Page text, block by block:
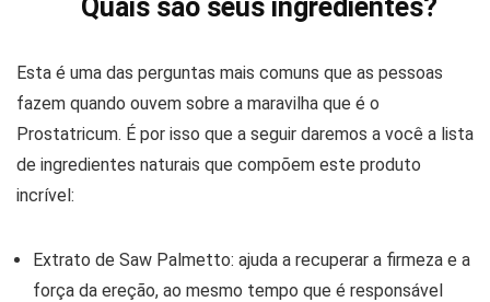
Quais são seus ingredientes?
Esta é uma das perguntas mais comuns que as pessoas
fazem quando ouvem sobre a maravilha que é o
Prostatricum. É por isso que a seguir daremos a você a lista
de ingredientes naturais que compõem este produto
incrível:
Extrato de Saw Palmetto: ajuda a recuperar a firmeza e a
força da ereção, ao mesmo tempo que é responsável